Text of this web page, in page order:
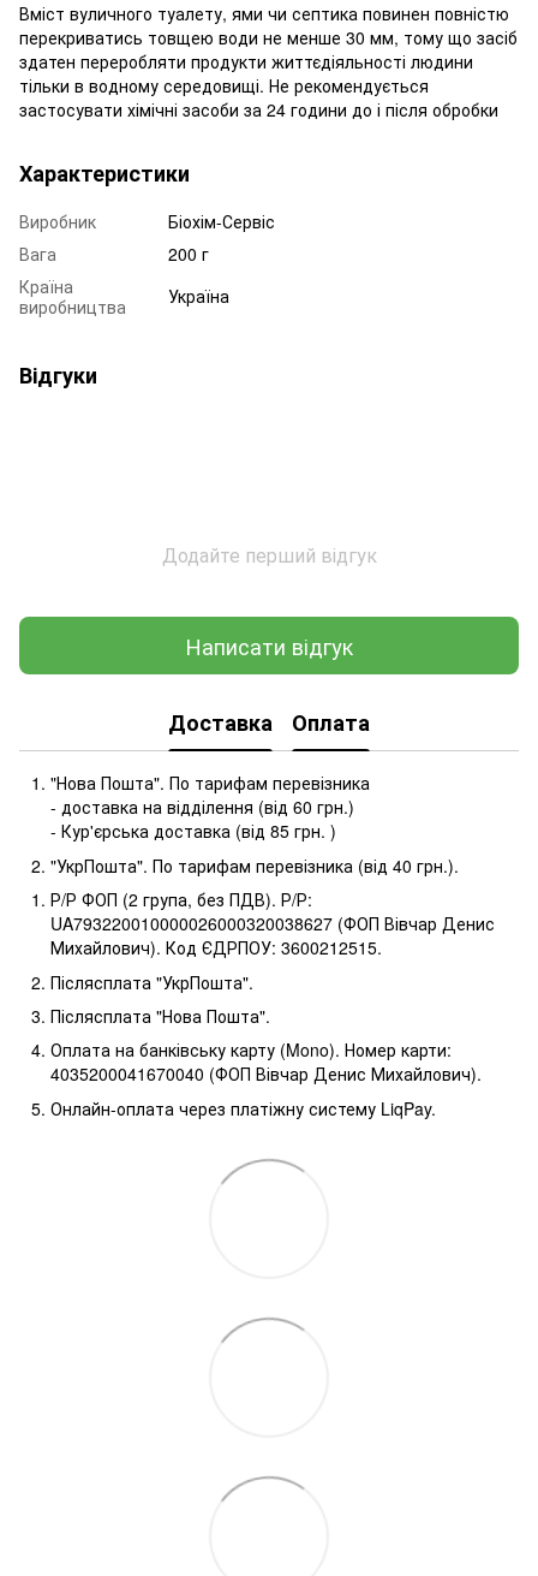
Вміст вуличного туалету, ями чи септика повинен повністю
перекриватись товщею води не менше 30 мм, тому що засіб
здатен переробляти продукти життєдіяльності людини
тільки в водному середовищі. Не рекомендується
застосувати хімічні засоби за 24 години до і після обробки
Характеристики
Виробник
Біохім-Сервіс
Вага
200 г
Країна
виробництва
Україна
Відгуки
Додайте перший відгук
Написати відгук
Доставка Оплата
"Нова Пошта". По тарифам перевізника
- доставка на відділення (від 60 грн.)
- Кур'єрська доставка (від 85 грн. )
"УкрПошта". По тарифам перевізника (від 40 грн.).
Р/Р ФОП (2 група, без ПДВ). Р/Р:
UA793220010000026000320038627 (ФОП Вівчар Денис
Михайлович). Код ЄДРПОУ: 3600212515.
Післясплата "УкрПошта".
Післясплата "Нова Пошта".
Оплата на банківську карту (Mono). Номер карти:
4035200041670040 (ФОП Вівчар Денис Михайлович).
Онлайн-оплата через платіжну систему LiqPay.